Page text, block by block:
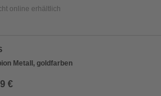
online erhältlich
Metall, goldfarben
€